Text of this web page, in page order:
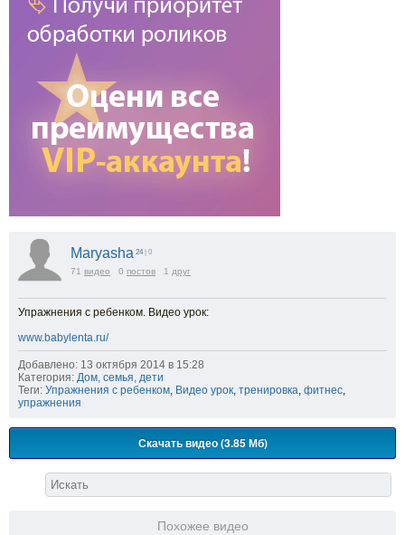
Maryasha 24 | 0
71 видео 0 постов 1 друг
Упражнения с ребенком. Видео урок:
www.babylenta.ru/
Добавлено: 13 октября 2014 в 15:28
Категория: Дом, семья, дети
Теги: Упражнения с ребенком, Видео урок, тренировка, фитнес,
упражнения
Скачать видео (3.85 Мб)
Похожее видео